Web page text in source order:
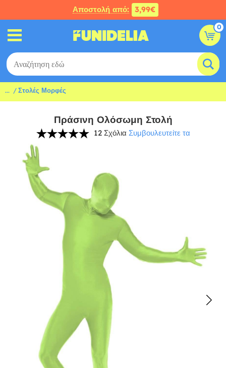
Αποστολή από: 3,99€
0
... Στολές Μορφές
Πράσινη Ολόσωμη Στολή
12 Σχόλια Συμβουλευτείτε τα